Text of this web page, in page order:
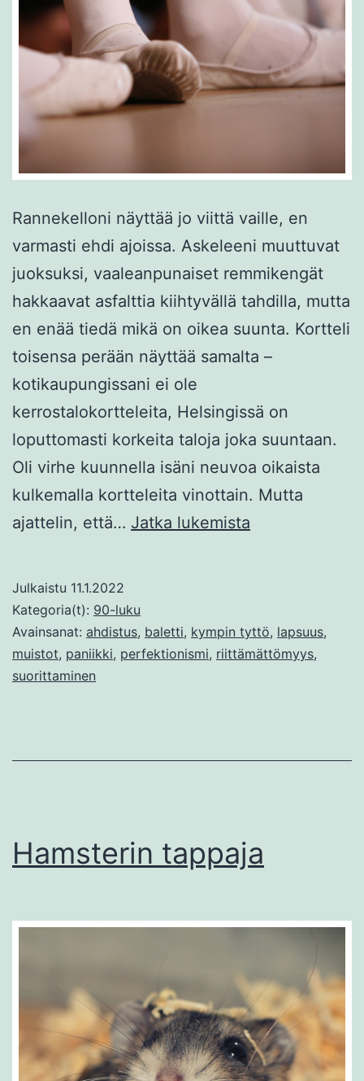
Rannekelloni näyttää jo viittä vaille, en
varmasti ehdi ajoissa. Askeleeni muuttuvat
juoksuksi, vaaleanpunaiset remmikengät
hakkaavat asfalttia kiihtyvällä tahdilla, mutta
en enää tiedä mikä on oikea suunta. Kortteli
toisensa perään näyttää samalta –
kotikaupungissani ei ole
kerrostalokortteleita, Helsingissä on
loputtomasti korkeita taloja joka suuntaan.
Oli virhe kuunnella isäni neuvoa oikaista
kulkemalla kortteleita vinottain. Mutta
ajattelin, että… Jatka lukemista
Julkaistu 11.1.2022
Kategoria(t): 90-luku
Avainsanat: ahdistus, baletti, kympin tyttö, lapsuus,
muistot, paniikki, perfektionismi, riittämättömyys,
suorittaminen
Hamsterin tappaja